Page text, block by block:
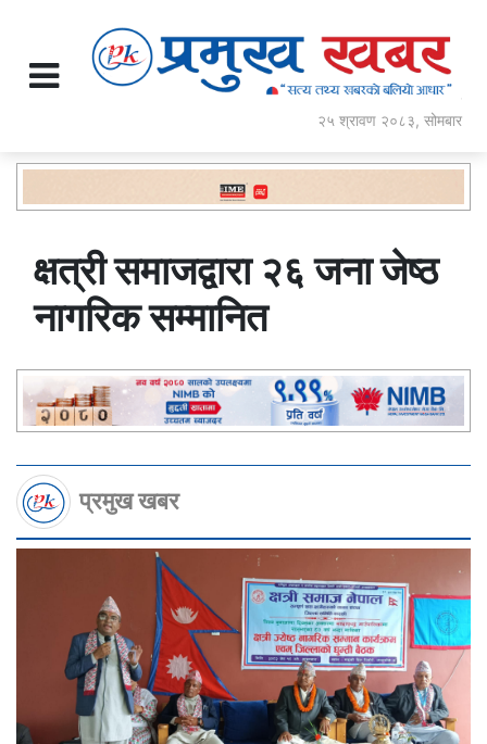
२५ श्रावण २०८३, सोमबार
क्षत्री समाजद्वारा २६ जना जेष्ठ
नागरिक सम्मानित
प्रमुख खबर